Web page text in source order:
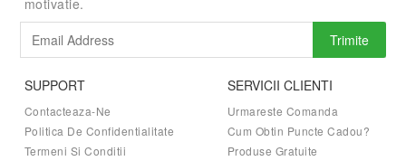
Trimite
SUPPORT
Contacteaza-Ne
Politica De Confidentialitate
Termeni Si Conditii
SERVICII CLIENTI
Urmareste Comanda
Cum Obtin Puncte Cadou?
Produse Gratuite